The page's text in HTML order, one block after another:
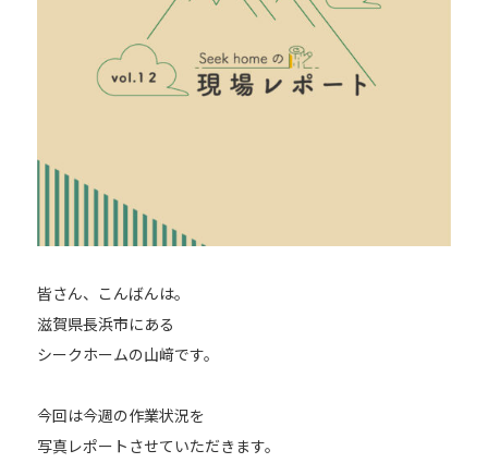
皆さん、こんばんは。
滋賀県長浜市にある
シークホームの山﨑です。
今回は今週の作業状況を
写真レポートさせていただきます。